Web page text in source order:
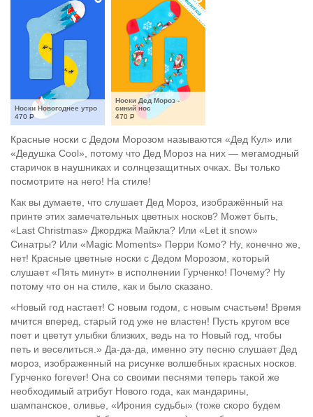
Носки Новогоднее утро
470 Р
Носки Дед Мороз -
синий нос
470 Р
Красные носки с Дедом Морозом называются «Дед Кул» или
«Дедушка Cool», потому что Дед Мороз на них — мегамодный
старичок в наушниках и солнцезащитных очках. Вы только
посмотрите на него! На стиле!
Как вы думаете, что слушает Дед Мороз, изображённый на
принте этих замечательных цветных носков? Может быть,
«Last Christmas» Джорджа Майкла? Или «Let it snow»
Синатры? Или «Magic Moments» Перри Комо? Ну, конечно же,
нет! Красные цветные носки с Дедом Морозом, который
слушает «Пять минут» в исполнении Гурченко! Почему? Ну
потому что он на стиле, как и было сказано.
«Новый год настает! С новым годом, с новым счастьем! Время
мчится вперед, старый год уже не властен! Пусть кругом все
поет и цветут улыбки близких, ведь на то Новый год, чтобы
петь и веселиться.» Да-да-да, именно эту песню слушает Дед
мороз, изображенный на рисунке волшебных красных носков.
Гурченко forever! Она со своими песнями теперь такой же
необходимый атрибут Нового года, как мандарины,
шампанское, оливье, «Ирония судьбы» (тоже скоро будем